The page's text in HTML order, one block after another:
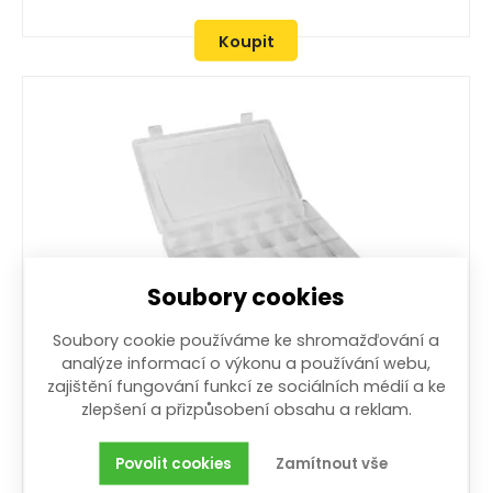
Koupit
zásobník 290 mm na rybářské potřeby
přestavitelný
290 mm; na rybářské potřeby
více než 50 ks
125,00Kč / kss DPH
Soubory cookies
Soubory cookie používáme ke shromažďování a
analýze informací o výkonu a používání webu,
zajištění fungování funkcí ze sociálních médií a ke
zlepšení a přizpůsobení obsahu a reklam.
Zamítnout vše
Povolit cookies